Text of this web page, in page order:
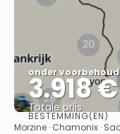
onder voorbehoud
3.918 €
Totale prijs
BESTEMMING(EN)
Morzine · Chamonix ·